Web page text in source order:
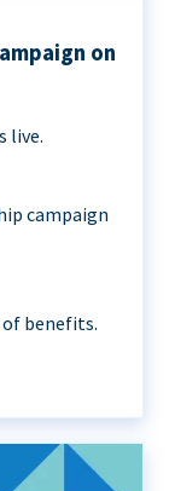
on
live.
campaign
benefits.